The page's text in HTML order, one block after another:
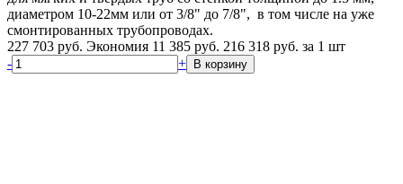
диаметром 10-22мм или от 3/8" до 7/8", в том числе на уже
смонтированных трубопроводах.
227 703 руб. Экономия 11 385 руб. 216 318 руб. за 1 шт
-
+ В корзину